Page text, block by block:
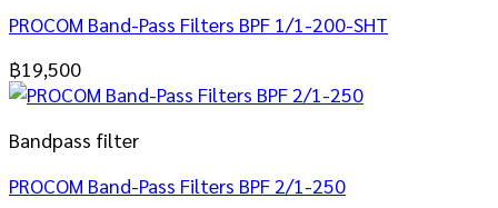
PROCOM Band-Pass Filters BPF 1/1-200-SHT
฿19,500
Bandpass filter
PROCOM Band-Pass Filters BPF 2/1-250